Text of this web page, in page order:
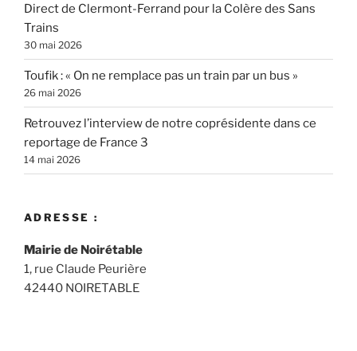
Direct de Clermont-Ferrand pour la Colère des Sans
Trains
30 mai 2026
Toufik : « On ne remplace pas un train par un bus »
26 mai 2026
Retrouvez l’interview de notre coprésidente dans ce
reportage de France 3
14 mai 2026
ADRESSE :
Mairie de Noirétable
1, rue Claude Peurière
42440 NOIRETABLE